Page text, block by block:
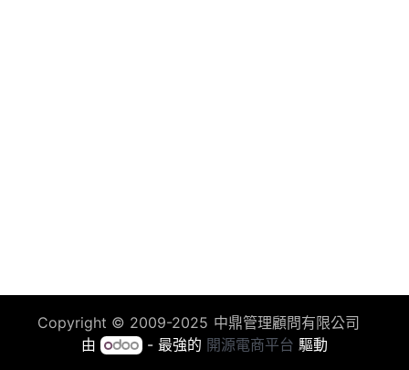
Copyright © 2009-2025 中鼎管理顧問有限公司
由
- 最強的 開源電商平台 驅動